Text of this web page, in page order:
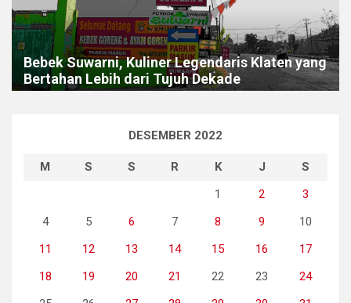
Bebek Suwarni, Kuliner Legendaris Klaten yang
Bertahan Lebih dari Tujuh Dekade
DESEMBER 2022
M S S R K J
S
1
2
3
4
5 6 7 8 9
10
11
12 13 14 15 16
17
18
19 20 21 22 23
24